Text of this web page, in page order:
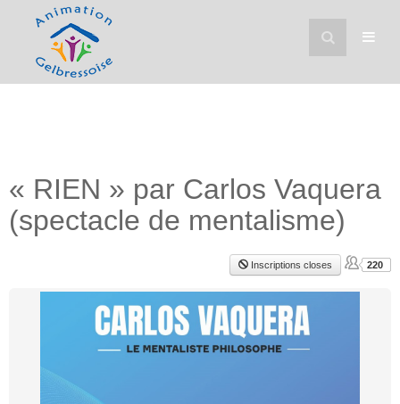
« RIEN » par Carlos Vaquera
(spectacle de mentalisme)
Inscriptions closes 220